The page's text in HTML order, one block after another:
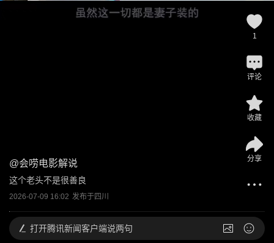
@会唠电影解说
这个老头不是很善良
2026-07-09 16:02 发布于四川
1
评论
收藏
分享
打开腾讯新闻客户端说两句